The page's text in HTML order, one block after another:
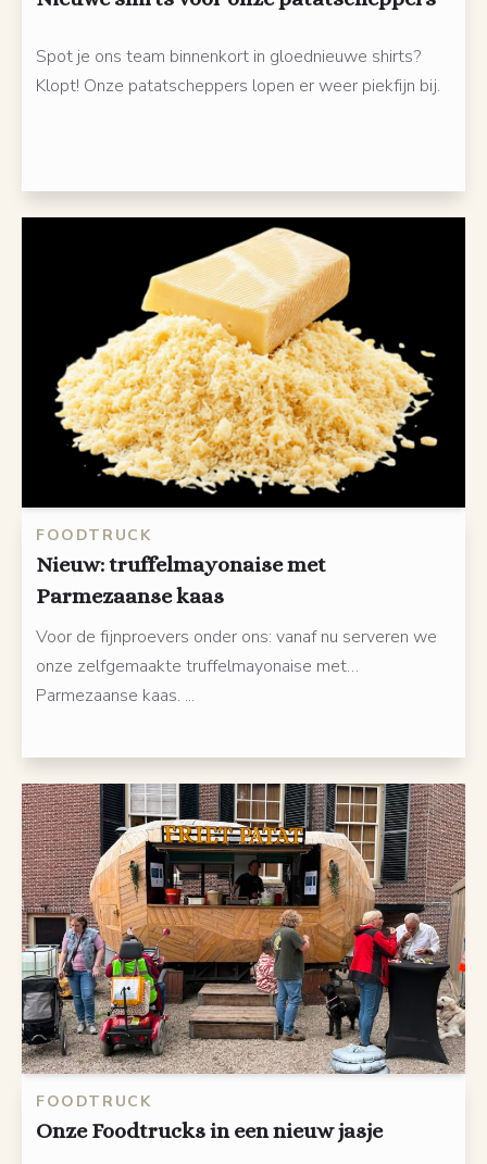
Spot je ons team binnenkort in gloednieuwe shirts?
Klopt! Onze patatscheppers lopen er weer piekfijn bij.
FOODTRUCK
Nieuw: truffelmayonaise met
Parmezaanse kaas
Voor de fijnproevers onder ons: vanaf nu serveren we
onze zelfgemaakte truffelmayonaise met…
Parmezaanse kaas. ...
FOODTRUCK
Onze Foodtrucks in een nieuw jasje